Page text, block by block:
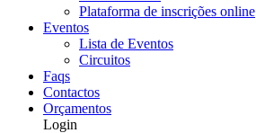
Plataforma de inscrições online
Eventos
Lista de Eventos
Circuitos
Faqs
Contactos
Orçamentos
Login